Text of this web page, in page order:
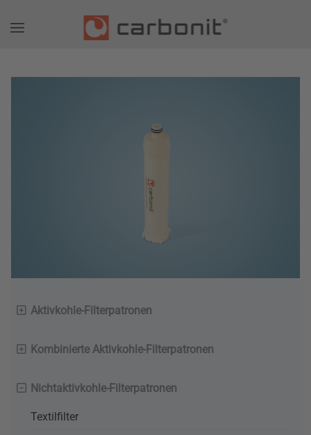
Aktivkohle-Filterpatronen
Kombinierte Aktivkohle-Filterpatronen
Nichtaktivkohle-Filterpatronen
Textilfilter